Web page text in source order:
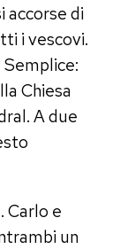
accorse di
i vescovi.
Semplice:
Chiesa
A due
Carlo e
un